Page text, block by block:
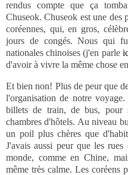
rendus compte que ça
Chuseok. Chuseok est une des
coréennes, qui, en gros,
jours de congés. Nous qui
nationales chinoises (j'en parle
d'avoir à vivre la même chose
Et bien non! Plus de peur que
l'organisation de notre
billets de train, de bus, pour
chambres d'hôtels. Au niveau
un poil plus chères que
J'avais aussi peur que les
monde, comme en Chine,
même très calme. Les coréens